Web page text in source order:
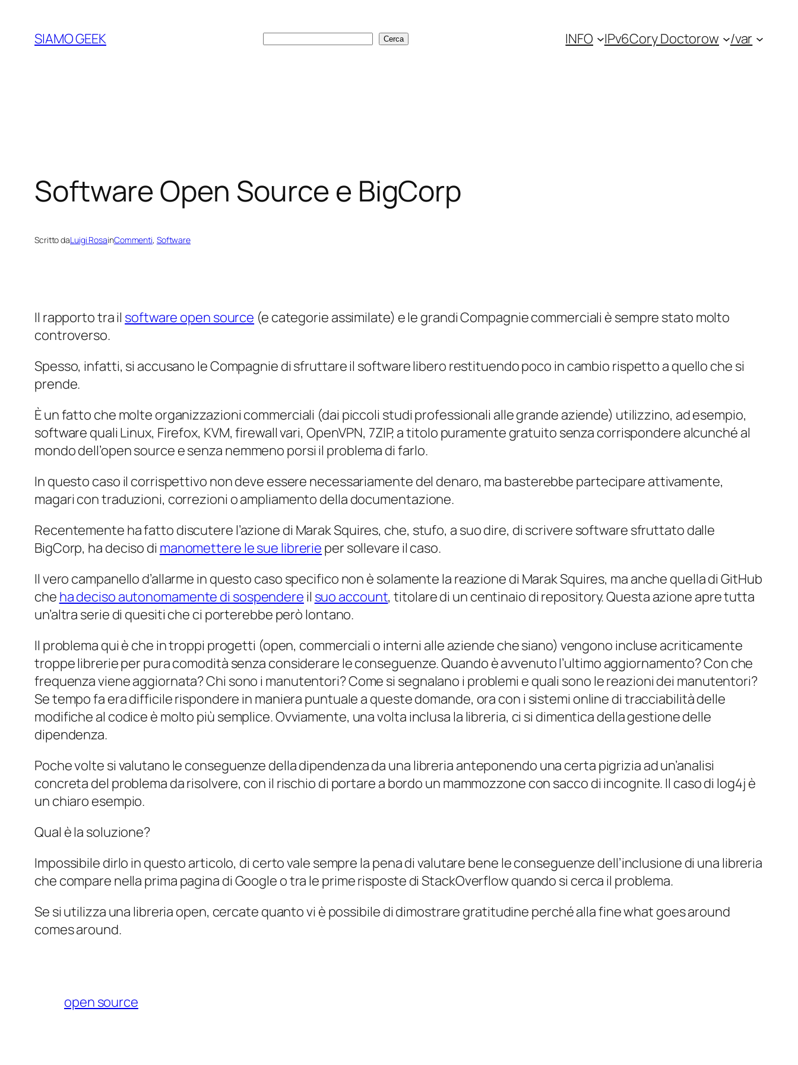
contenuto
SIAMO GEEK Cerca Cerca INFO IPv6Cory Doctorow /var
Software Open Source e BigCorp
Scritto daLuigi RosainCommenti, Software
Il rapporto tra il software open source (e categorie assimilate) e le grandi Compagnie commerciali è sempre stato molto
controverso.
Spesso, infatti, si accusano le Compagnie di sfruttare il software libero restituendo poco in cambio rispetto a quello che si
prende.
È un fatto che molte organizzazioni commerciali (dai piccoli studi professionali alle grande aziende) utilizzino, ad esempio,
software quali Linux, Firefox, KVM, firewall vari, OpenVPN, 7ZIP, a titolo puramente gratuito senza corrispondere alcunché al
mondo dell’open source e senza nemmeno porsi il problema di farlo.
In questo caso il corrispettivo non deve essere necessariamente del denaro, ma basterebbe partecipare attivamente,
magari con traduzioni, correzioni o ampliamento della documentazione.
Recentemente ha fatto discutere l’azione di Marak Squires, che, stufo, a suo dire, di scrivere software sfruttato dalle
BigCorp, ha deciso di manomettere le sue librerie per sollevare il caso.
Il vero campanello d’allarme in questo caso specifico non è solamente la reazione di Marak Squires, ma anche quella di GitHub
che ha deciso autonomamente di sospendere il suo account, titolare di un centinaio di repository. Questa azione apre tutta
un’altra serie di quesiti che ci porterebbe però lontano.
Il problema qui è che in troppi progetti (open, commerciali o interni alle aziende che siano) vengono incluse acriticamente
troppe librerie per pura comodità senza considerare le conseguenze. Quando è avvenuto l’ultimo aggiornamento? Con che
frequenza viene aggiornata? Chi sono i manutentori? Come si segnalano i problemi e quali sono le reazioni dei manutentori?
Se tempo fa era difficile rispondere in maniera puntuale a queste domande, ora con i sistemi online di tracciabilità delle
modifiche al codice è molto più semplice. Ovviamente, una volta inclusa la libreria, ci si dimentica della gestione delle
dipendenza.
Poche volte si valutano le conseguenze della dipendenza da una libreria anteponendo una certa pigrizia ad un’analisi
concreta del problema da risolvere, con il rischio di portare a bordo un mammozzone con sacco di incognite. Il caso di log4j è
un chiaro esempio.
Qual è la soluzione?
Impossibile dirlo in questo articolo, di certo vale sempre la pena di valutare bene le conseguenze dell’inclusione di una libreria
che compare nella prima pagina di Google o tra le prime risposte di StackOverflow quando si cerca il problema.
Se si utilizza una libreria open, cercate quanto vi è possibile di dimostrare gratitudine perché alla finewhat goes around
comes around.
open source